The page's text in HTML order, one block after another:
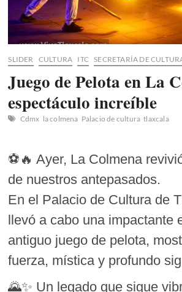
SLIDER CULTURA ITC SECRETARÍA DE
Juego de Pelota en La
espectáculo increíble
Cdmx la colmena Palacio de cultura tlaxcala
⚽🔥 Ayer, La Colmena
de nuestros antepasados.
En el Palacio de Cultura de
llevó a cabo una impactante
antiguo juego de pelota,
fuerza, mística y profundo
🌄✨ Un legado que sigue